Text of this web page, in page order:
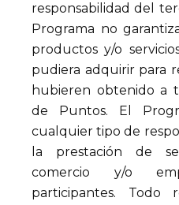
responsabilidad del
Programa no
productos y/o
pudiera adquirir para
hubieren obtenido a
de Puntos. El
cualquier tipo de
la prestación de
comercio y/o
participantes. Todo